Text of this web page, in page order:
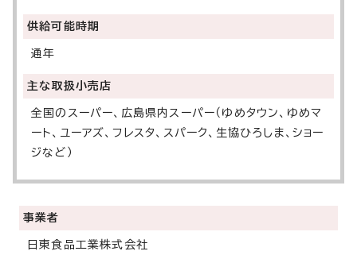
供給可能時期
通年
主な取扱小売店
全国のスーパー、広島県内スーパー（ゆめタウン、ゆめマ
ート、ユーアズ、フレスタ、スパーク、生協ひろしま、ショー
ジなど）
事業者
日東食品工業株式会社